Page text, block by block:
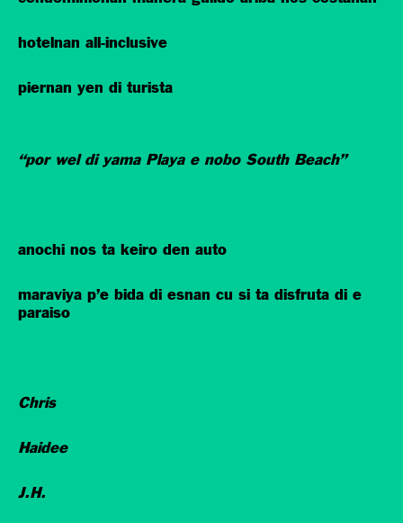
hotelnan all-inclusive
piernan yen di turista
“por wel di yama Playa e nobo South Beach”
anochi nos ta keiro den auto
maraviya p’e bida di esnan cu si ta disfruta di e
paraiso
Chris
Haidee
J.H.